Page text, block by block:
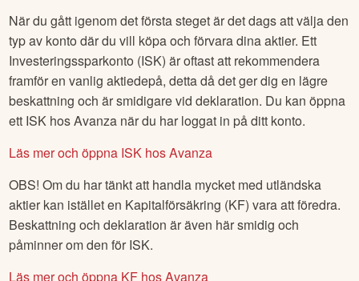
När du gått igenom det första steget är det dags att välja den
typ av konto där du vill köpa och förvara dina aktier. Ett
Investeringssparkonto (ISK) är oftast att rekommendera
framför en vanlig aktiedepå, detta då det ger dig en lägre
beskattning och är smidigare vid deklaration. Du kan öppna
ett ISK hos Avanza när du har loggat in på ditt konto.
Läs mer och öppna ISK hos Avanza
OBS! Om du har tänkt att handla mycket med utländska
aktier kan istället en Kapitalförsäkring (KF) vara att föredra.
Beskattning och deklaration är även här smidig och
påminner om den för ISK.
Läs mer och öppna KF hos Avanza